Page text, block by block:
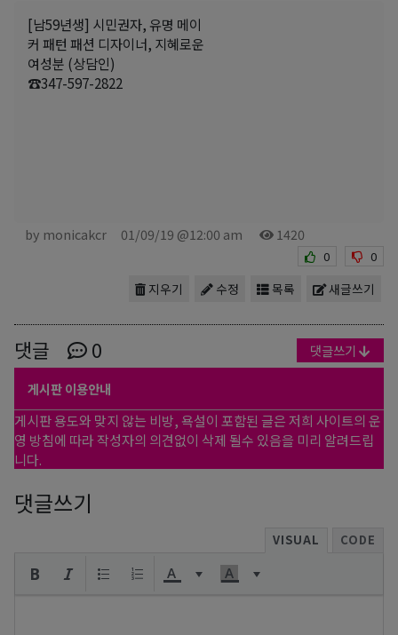
[남59년생] 시민권자, 유명 메이
커 패턴 패션 디자이너, 지혜로운
여성분 (상담인)
☎347-597-2822
by monicakcr 01/09/19 @12:00 am 1420
0 0
새글쓰기
목록
수정
지우기
댓글 0 댓글쓰기
게시판 이용안내
게시판 용도와 맞지 않는 비방, 욕설이 포함된 글은 저희 사이트의 운
영 방침에 따라 작성자의 의견없이 삭제 될수 있음을 미리 알려드립
니다.
댓글쓰기
VISUAL CODE